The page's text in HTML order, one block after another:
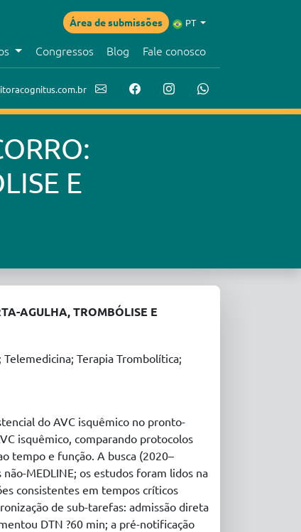
Área de submissões PT
Congressos Blog Fale conosco
E
AGULHA, TROMBÓLISE E
Terapia Trombolítica;
do AVC isquêmico no pronto-
isquêmico, comparando protocolos
tempo e função. A busca (2020–
MEDLINE; os estudos foram lidos na
consistentes em tempos críticos
de sub-tarefas: admissão direta
DTN ?60 min; a pré-notificação